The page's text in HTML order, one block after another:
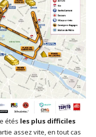
étés les plus difficiles
assez vite, en tout cas